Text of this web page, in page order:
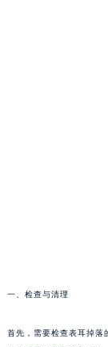
一、检查与清理
首先，需要检查表耳掉落